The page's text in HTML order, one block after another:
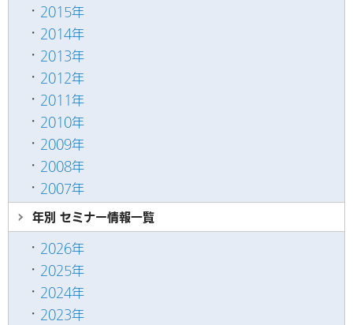
2015年
2014年
2013年
2012年
2011年
2010年
2009年
2008年
2007年
年別 セミナー情報一覧
2026年
2025年
2024年
2023年